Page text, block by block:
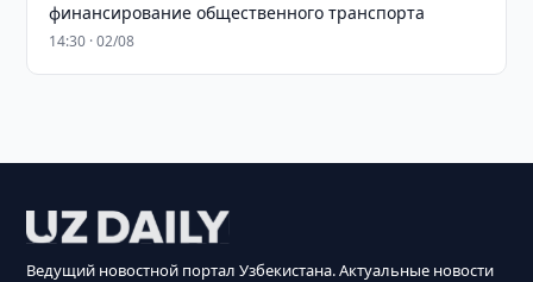
финансирование общественного транспорта
14:30 · 02/08
Ведущий новостной портал Узбекистана. Актуальные новости